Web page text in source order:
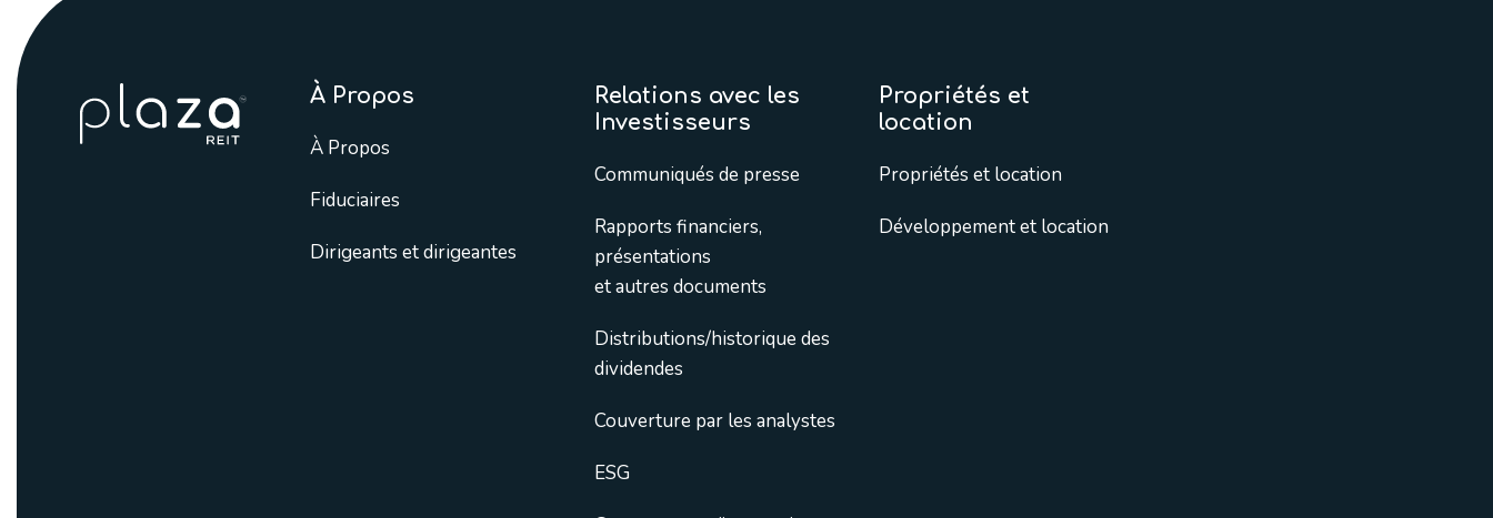
À Propos
À Propos
Fiduciaires
Dirigeants et dirigeantes
Relations avec les
Investisseurs
Communiqués de presse
Rapports financiers,
présentations
et autres documents
Distributions/historique des
dividendes
Couverture par les analystes
ESG
Propriétés et
location
Propriétés et location
Développement et location